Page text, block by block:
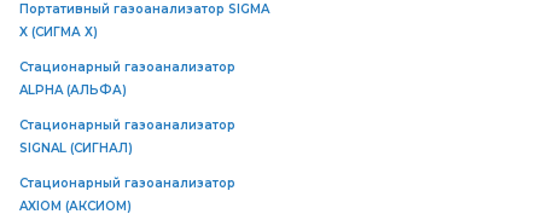
Портативный газоанализатор SIGMA
X (СИГМА Х)
Стационарный газоанализатор
ALPHA (АЛЬФА)
Стационарный газоанализатор
SIGNAL (СИГНАЛ)
Стационарный газоанализатор
AXIOM (АКСИОМ)